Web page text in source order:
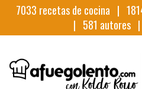
7033 recetas de cocina |
| 581 autores |